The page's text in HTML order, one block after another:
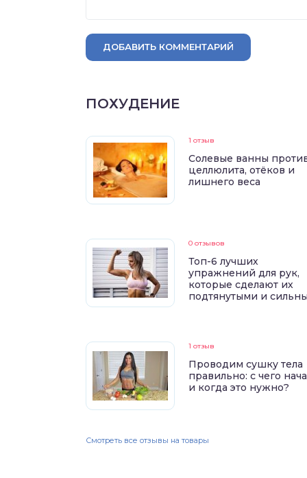
ДОБАВИТЬ КОММЕНТАРИЙ
ПОХУДЕНИЕ
1 отзыв
Солевые ванны
целлюлита, отёков и
лишнего веса
0 отзывов
Топ-6 лучших
упражнений для рук,
которые сделают их
подтянутыми и
1 отзыв
Проводим сушку тела
правильно: с чего
и когда это нужно?
Смотреть все отзывы на товары